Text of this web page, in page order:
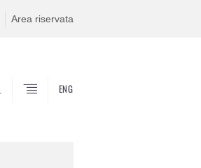
Area riservata
ENG